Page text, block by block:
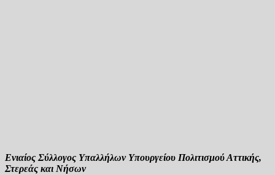
Ενιαίος Σύλλογος Υπαλλήλων Υπουργείου Πολιτισμού Αττικής,
Στερεάς και Νήσων